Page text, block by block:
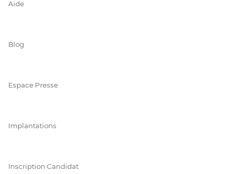
Aide
Blog
Espace Presse
Implantations
Inscription Candidat